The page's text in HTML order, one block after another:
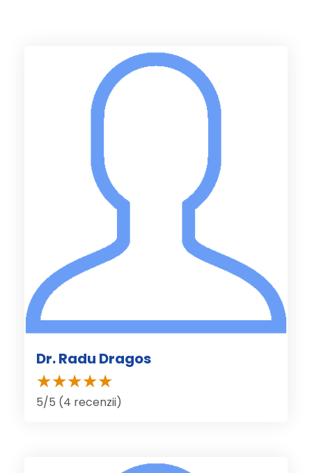
Dr. Radu Dragos
5/5 (4 recenzii)